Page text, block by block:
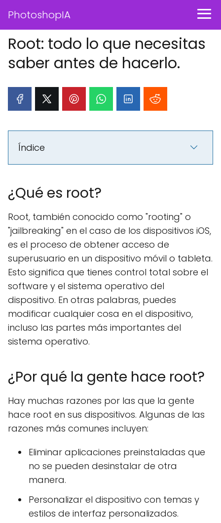
PhotoshopIA
Root: todo lo que necesitas
saber antes de hacerlo.
Índice
¿Qué es root?
Root, también conocido como "rooting" o
"jailbreaking" en el caso de los dispositivos iOS,
es el proceso de obtener acceso de
superusuario en un dispositivo móvil o tableta.
Esto significa que tienes control total sobre el
software y el sistema operativo del
dispositivo. En otras palabras, puedes
modificar cualquier cosa en el dispositivo,
incluso las partes más importantes del
sistema operativo.
¿Por qué la gente hace root?
Hay muchas razones por las que la gente
hace root en sus dispositivos. Algunas de las
razones más comunes incluyen:
Eliminar aplicaciones preinstaladas que
no se pueden desinstalar de otra
manera.
Personalizar el dispositivo con temas y
estilos de interfaz personalizados.